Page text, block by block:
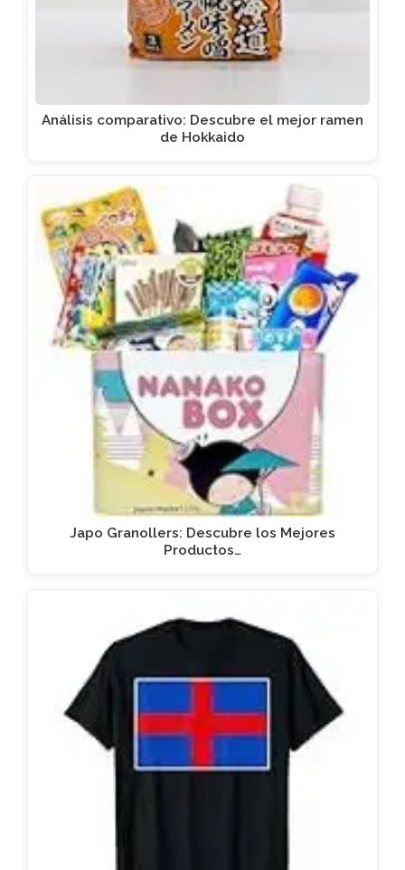
Análisis comparativo: Descubre el mejor ramen
de Hokkaido
Japo Granollers: Descubre los Mejores
Productos…